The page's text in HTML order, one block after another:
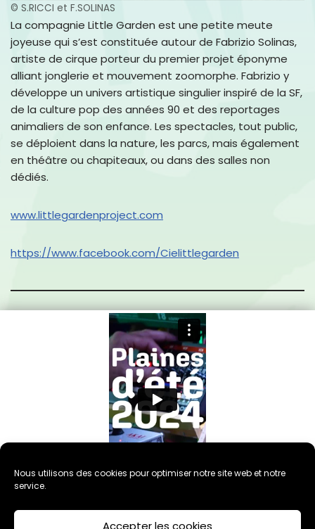
Nous utilisons des cookies pour optimiser notre site web et notre
service.
Accepter les cookies
© S.RICCI et F.SOLINAS
La compagnie Little Garden est une petite meute
joyeuse qui s’est constituée autour de Fabrizio Solinas,
artiste de cirque porteur du premier projet éponyme
alliant jonglerie et mouvement zoomorphe. Fabrizio y
développe un univers artistique singulier inspiré de la SF,
de la culture pop des années 90 et des reportages
animaliers de son enfance. Les spectacles, tout public,
se déploient dans la nature, les parcs, mais également
en théâtre ou chapiteaux, ou dans des salles non
dédiés.
www.littlegardenproject.com
https://www.facebook.com/Cielittlegarden